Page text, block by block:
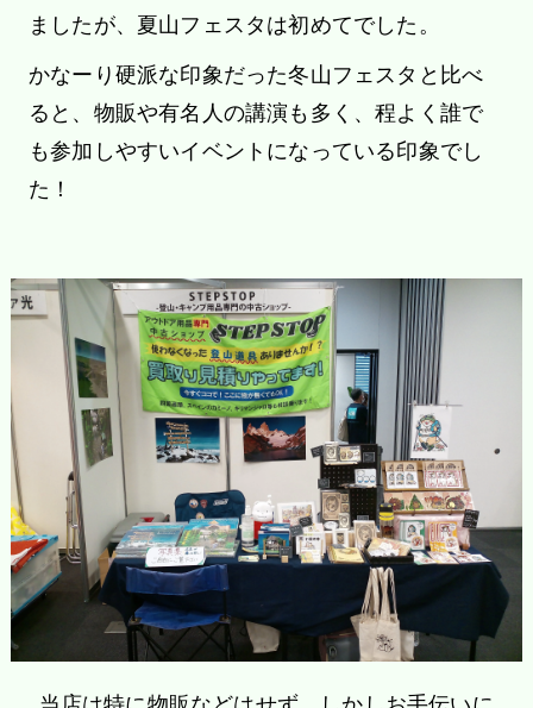
ましたが、夏山フェスタは初めてでした。
かなーり硬派な印象だった冬山フェスタと比べ
ると、物販や有名人の講演も多く、程よく誰で
も参加しやすいイベントになっている印象でし
た！